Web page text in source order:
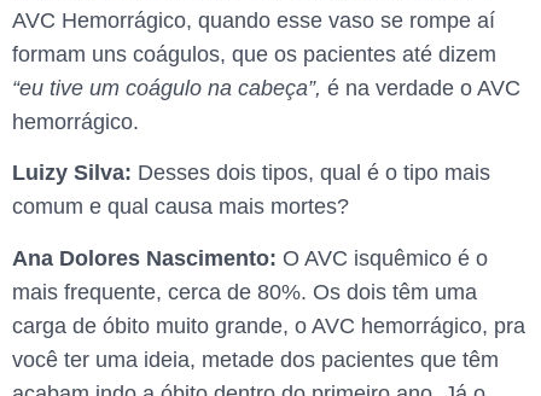
AVC Hemorrágico, quando esse vaso se rompe aí
formam uns coágulos, que os pacientes até dizem
“eu tive um coágulo na cabeça”, é na verdade o AVC
hemorrágico.
Luizy Silva: Desses dois tipos, qual é o tipo mais
comum e qual causa mais mortes?
Ana Dolores Nascimento: O AVC isquêmico é o
mais frequente, cerca de 80%. Os dois têm uma
carga de óbito muito grande, o AVC hemorrágico, pra
você ter uma ideia, metade dos pacientes que têm